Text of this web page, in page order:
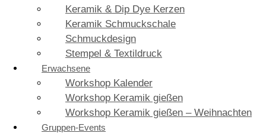
Keramik & Dip Dye Kerzen
Keramik Schmuckschale
Schmuckdesign
Stempel & Textildruck
Erwachsene
Workshop Kalender
Workshop Keramik gießen
Workshop Keramik gießen – Weihnachten
Gruppen-Events